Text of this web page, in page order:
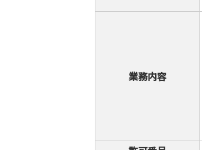
業務内容